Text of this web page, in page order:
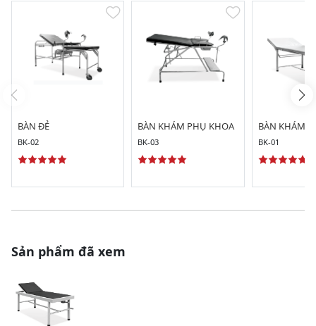
BÀN ĐẺ
BK-02
BÀN KHÁM PHỤ KHOA
BK-03
BÀN KHÁM
BK-01
Sản phẩm đã xem